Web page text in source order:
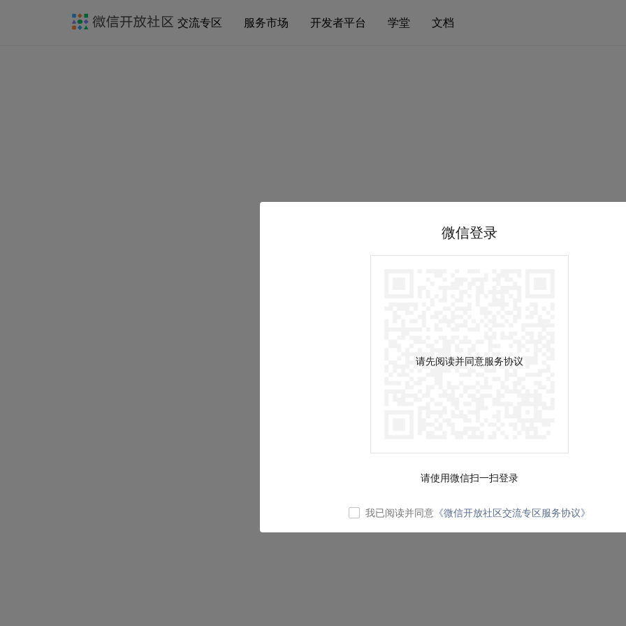
交流专区 服务市场 开发者平台 学堂 文档
微信登录
请先阅读并同意服务协议
请使用微信扫一扫登录
我已阅读并同意 《微信开放社区交流专区服务协议》